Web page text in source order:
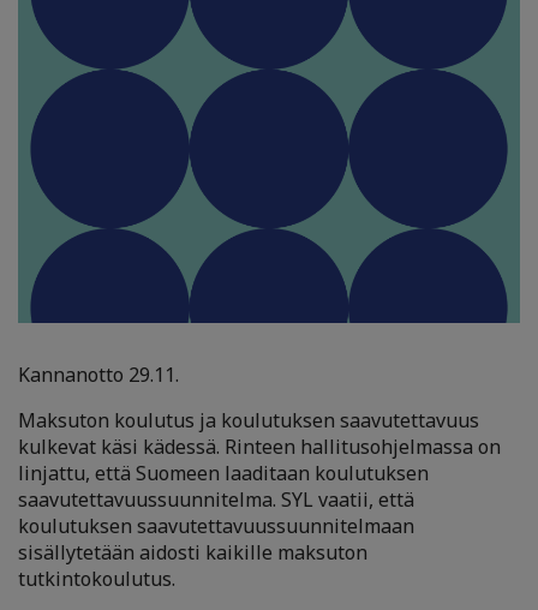
Kannanotto 29.11.
Maksuton koulutus ja koulutuksen saavutettavuus
kulkevat käsi kädessä. Rinteen hallitusohjelmassa on
linjattu, että Suomeen laaditaan koulutuksen
saavutettavuussuunnitelma. SYL vaatii, että
koulutuksen saavutettavuussuunnitelmaan
sisällytetään aidosti kaikille maksuton
tutkintokoulutus.